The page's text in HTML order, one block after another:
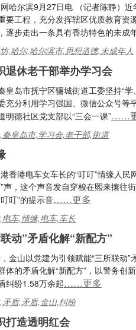
哈尔滨9月27日电 （记者陈静）
要工程，充分发挥辖区优质教育
逐步走出一条具有香坊特色的未成
,哈尔,哈尔滨市,思想道德,未成年人
退休老干部举办学习会
岛市抚宁区骊城街道工委坚持“
充分利用学习强国、微信公众号
德社区党支部以“三会一课”……
秦皇岛市,学习会,老干部,街道
香港电车女车长的“叮叮”情缘人
，这个声音发自穿梭在熙来攘往
叮”的提示音……更多
电车,情缘,电车,车长
动”矛盾化解“新配方”
金山以党建为引领赋能“三所联动
的矛盾化解“新配方”，以警务创
纠纷1.58万余起……更多
矛盾,矛盾,金山,纠纷
打造透明红会